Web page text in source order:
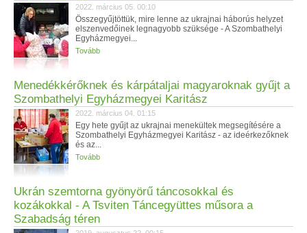
2022. március 05. 00:10
Összegyűjtöttük, mire lenne az ukrajnai háborús helyzet
elszenvedőinek legnagyobb szüksége - A Szombathelyi
Egyházmegyei...
Tovább
Menedékkérőknek és kárpátaljai magyaroknak gyűjt a
Szombathelyi Egyházmegyei Karitász
2022. március 04. 01:15
Egy hete gyűjt az ukrajnai menekültek megsegítésére a
Szombathelyi Egyházmegyei Karitász - az ideérkezőknek
és az...
Tovább
Ukrán szemtorna gyönyörű táncosokkal és
kozákokkal - A Tsviten Táncegyüttes műsora a
Szabadság téren